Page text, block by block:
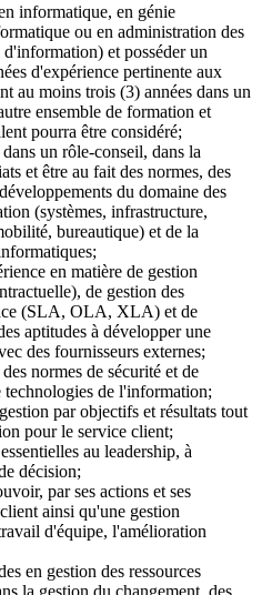
informatique, en génie
ou en administration des
et posséder un
d'expérience pertinente aux
au moins trois (3) années dans un
ensemble de formation et
pourra être considéré;
un rôle-conseil, dans la
et être au fait des normes, des
du domaine des
(systèmes, infrastructure,
bureautique) et de la
en matière de gestion
de gestion des
(SLA, OLA, XLA) et de
aptitudes à développer une
des fournisseurs externes;
normes de sécurité et de
de l'information;
par objectifs et résultats tout
pour le service client;
au leadership, à
décision;
par ses actions et ses
ainsi qu'une gestion
d'équipe, l'amélioration
en gestion des ressources
la gestion du changement, des